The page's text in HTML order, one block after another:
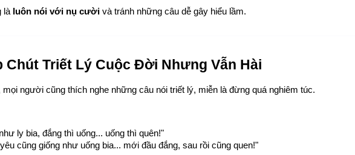
là luôn nói với nụ cười và tránh những câu dễ gây hiểu lầm.
Chút Triết Lý Cuộc Đời Nhưng Vẫn Hài
người cũng thích nghe những câu nói triết lý, miễn là đừng quá nghiêm túc.
ly bia, đắng thì uống... uống thì quên!"
cũng giống như uống bia... mới đầu đắng, sau rồi cũng quen!"